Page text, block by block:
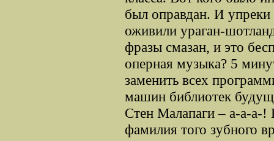
был оправдан. И
оживили ураган-
фразы смазан, и это
оперная музыка? 5
заменить всех
машин библиотек
Стен Малапаги – а-а-а-!
фамилия того зубного